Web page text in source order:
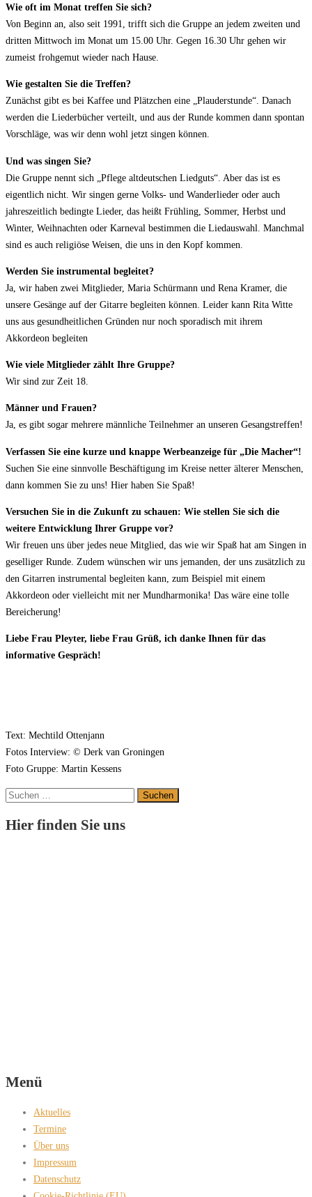
Wie oft im Monat treffen Sie sich?
Von Beginn an, also seit 1991, trifft sich die Gruppe an jedem zweiten und
dritten Mittwoch im Monat um 15.00 Uhr. Gegen 16.30 Uhr gehen wir
zumeist frohgemut wieder nach Hause.
Wie gestalten Sie die Treffen?
Zunächst gibt es bei Kaffee und Plätzchen eine „Plauderstunde“. Danach
werden die Liederbücher verteilt, und aus der Runde kommen dann spontan
Vorschläge, was wir denn wohl jetzt singen können.
Und was singen Sie?
Die Gruppe nennt sich „Pflege altdeutschen Liedguts“. Aber das ist es
eigentlich nicht. Wir singen gerne Volks- und Wanderlieder oder auch
jahreszeitlich bedingte Lieder, das heißt Frühling, Sommer, Herbst und
Winter, Weihnachten oder Karneval bestimmen die Liedauswahl. Manchmal
sind es auch religiöse Weisen, die uns in den Kopf kommen.
Werden Sie instrumental begleitet?
Ja, wir haben zwei Mitglieder, Maria Schürmann und Rena Kramer, die
unsere Gesänge auf der Gitarre begleiten können. Leider kann Rita Witte
uns aus gesundheitlichen Gründen nur noch sporadisch mit ihrem
Akkordeon begleiten
Wie viele Mitglieder zählt Ihre Gruppe?
Wir sind zur Zeit 18.
Männer und Frauen?
Ja, es gibt sogar mehrere männliche Teilnehmer an unseren Gesangstreffen!
Verfassen Sie eine kurze und knappe Werbeanzeige für „Die Macher“!
Suchen Sie eine sinnvolle Beschäftigung im Kreise netter älterer Menschen,
dann kommen Sie zu uns! Hier haben Sie Spaß!
Versuchen Sie in die Zukunft zu schauen: Wie stellen Sie sich die
weitere Entwicklung Ihrer Gruppe vor?
Wir freuen uns über jedes neue Mitglied, das wie wir Spaß hat am Singen in
geselliger Runde. Zudem wünschen wir uns jemanden, der uns zusätzlich zu
den Gitarren instrumental begleiten kann, zum Beispiel mit einem
Akkordeon oder vielleicht mit ner Mundharmonika! Das wäre eine tolle
Bereicherung!
Liebe Frau Pleyter, liebe Frau Grüß, ich danke Ihnen für das
informative Gespräch!
Text: Mechtild Ottenjann
Fotos Interview: © Derk van Groningen
Foto Gruppe: Martin Kessens
Suchen
Hier finden Sie uns
Menü
Aktuelles
Termine
Über uns
Impressum
Datenschutz